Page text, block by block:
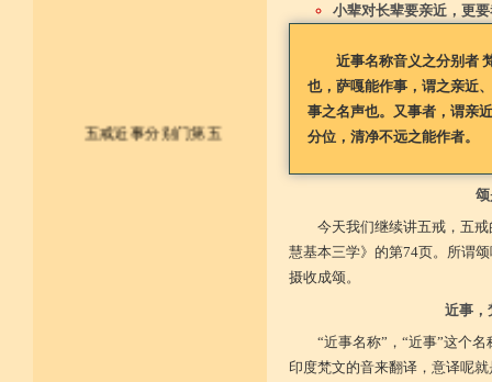
小辈对长辈要亲近，更
近事名称音义之分别者
也，萨嘎能作事，谓之亲近
事之名声也。又事者，谓亲
分位，清净不远之能作者。
今天我们继续讲五戒，五
慧基本三学》的第74页。所谓
摄收成颂。
近事，
“近事名称”，“近事”这个
印度梵文的音来翻译，意译呢
五戒近事分别门第五